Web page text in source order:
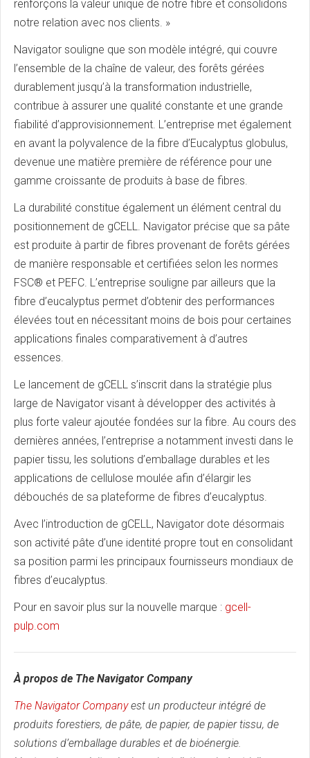
renforçons la valeur unique de notre fibre et consolidons
notre relation avec nos clients. »
Navigator souligne que son modèle intégré, qui couvre
l’ensemble de la chaîne de valeur, des forêts gérées
durablement jusqu’à la transformation industrielle,
contribue à assurer une qualité constante et une grande
fiabilité d’approvisionnement. L’entreprise met également
en avant la polyvalence de la fibre d’Eucalyptus globulus,
devenue une matière première de référence pour une
gamme croissante de produits à base de fibres.
La durabilité constitue également un élément central du
positionnement de gCELL. Navigator précise que sa pâte
est produite à partir de fibres provenant de forêts gérées
de manière responsable et certifiées selon les normes
FSC® et PEFC. L’entreprise souligne par ailleurs que la
fibre d’eucalyptus permet d’obtenir des performances
élevées tout en nécessitant moins de bois pour certaines
applications finales comparativement à d’autres
essences.
Le lancement de gCELL s’inscrit dans la stratégie plus
large de Navigator visant à développer des activités à
plus forte valeur ajoutée fondées sur la fibre. Au cours des
dernières années, l’entreprise a notamment investi dans le
papier tissu, les solutions d’emballage durables et les
applications de cellulose moulée afin d’élargir les
débouchés de sa plateforme de fibres d’eucalyptus.
Avec l’introduction de gCELL, Navigator dote désormais
son activité pâte d’une identité propre tout en consolidant
sa position parmi les principaux fournisseurs mondiaux de
fibres d’eucalyptus.
Pour en savoir plus sur la nouvelle marque : gcell-
pulp.com
À propos de The Navigator Company
The Navigator Companyest un producteur intégré de
produits forestiers, de pâte, de papier, de papier tissu, de
solutions d’emballage durables et de bioénergie.